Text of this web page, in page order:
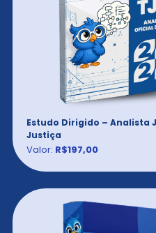
Estudo Dirigido – Analista
Justiça
Valor: R$197,00